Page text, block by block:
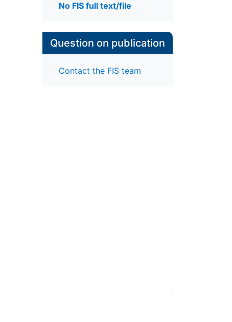
No FIS full text/file
Question on publication
Contact the FIS team